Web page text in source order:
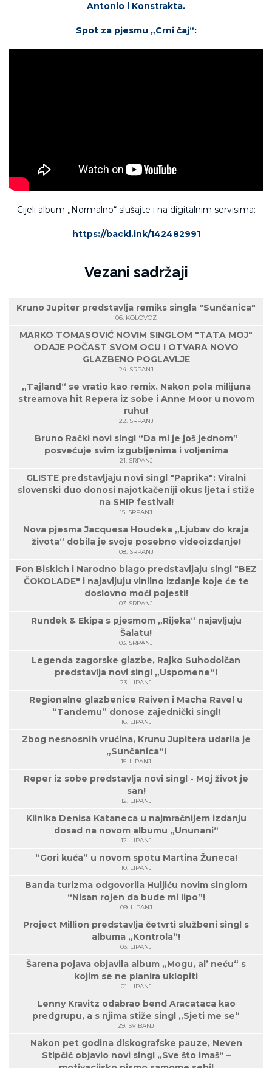
Antonio i Konstrakta.
Spot za pjesmu „Crni čaj“:
Cijeli album „Normalno“ slušajte i na digitalnim servisima:
https://backl.ink/142482991
Vezani sadržaji
Kruno Jupiter predstavlja remiks singla "Sunčanica"
06. KOLOVOZ
MARKO TOMASOVIĆ NOVIM SINGLOM "TATA MOJ"
ODAJE POČAST SVOM OCU I OTVARA NOVO
GLAZBENO POGLAVLJE
24. SRPANJ
„Tajland“ se vratio kao remix. Nakon pola milijuna
streamova hit Repera iz sobe i Anne Moor u novom
ruhu!
22. SRPANJ
Bruno Rački novi singl “Da mi je još jednom”
posvećuje svim izgubljenima i voljenima
21. SRPANJ
GLISTE predstavljaju novi singl "Paprika": Viralni
slovenski duo donosi najotkačeniji okus ljeta i stiže
na SHIP festival!
15. SRPANJ
Nova pjesma Jacquesa Houdeka „Ljubav do kraja
života“ dobila je svoje posebno videoizdanje!
08. SRPANJ
Fon Biskich i Narodno blago predstavljaju singl "BEZ
ČOKOLADE" i najavljuju vinilno izdanje koje će te
doslovno moći pojesti!
07. SRPANJ
Rundek & Ekipa s pjesmom „Rijeka“ najavljuju
Šalatu!
03. SRPANJ
Legenda zagorske glazbe, Rajko Suhodolčan
predstavlja novi singl „Uspomene“!
23. LIPANJ
Regionalne glazbenice Raiven i Macha Ravel u
“Tandemu” donose zajednički singl!
16. LIPANJ
Zbog nesnosnih vrućina, Krunu Jupitera udarila je
„Sunčanica“!
15. LIPANJ
Reper iz sobe predstavlja novi singl - Moj život je
san!
12. LIPANJ
Klinika Denisa Kataneca u najmračnijem izdanju
dosad na novom albumu „Ununani“
12. LIPANJ
“Gori kuća” u novom spotu Martina Žuneca!
10. LIPANJ
Banda turizma odgovorila Huljiću novim singlom
“Nisan rojen da bude mi lipo”!
09. LIPANJ
Project Million predstavlja četvrti službeni singl s
albuma „Kontrola“!
03. LIPANJ
Šarena pojava objavila album „Mogu, al’ neću“ s
kojim se ne planira uklopiti
01. LIPANJ
Lenny Kravitz odabrao bend Aracataca kao
predgrupu, a s njima stiže singl „Sjeti me se“
29. SVIBANJ
Nakon pet godina diskografske pauze, Neven
Stipčić objavio novi singl „Sve što imaš“ –